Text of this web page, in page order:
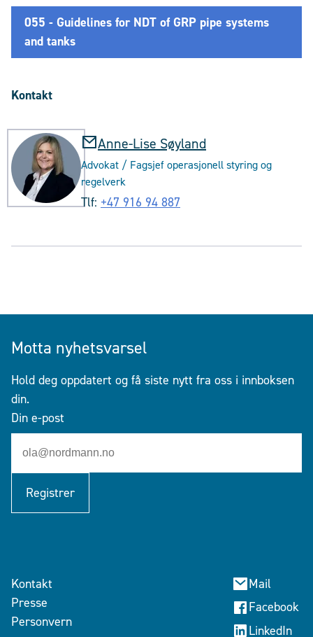
055 - Guidelines for NDT of GRP pipe systems
and tanks
Kontakt
Anne-Lise Søyland
Advokat / Fagsjef operasjonell styring og
regelverk
Tlf: +47 916 94 887
Motta nyhetsvarsel
Hold deg oppdatert og få siste nytt fra oss i innboksen
din.
Din e-post
Registrer
Kontakt
Presse
Personvern
Mail
Facebook
LinkedIn